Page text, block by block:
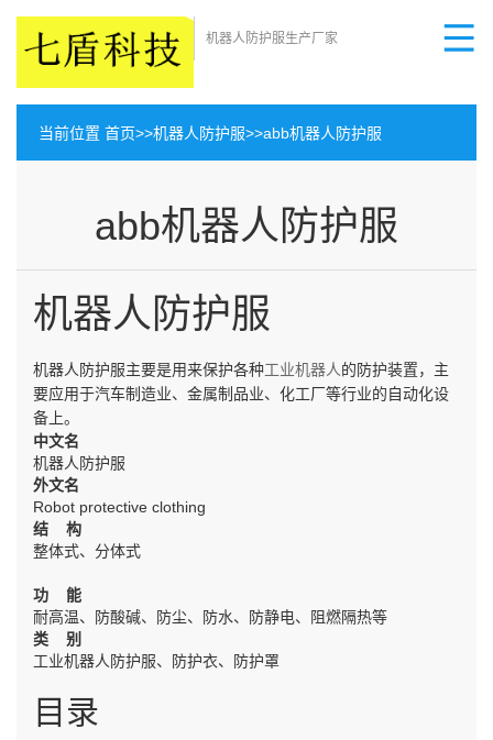
机器人防护服生产厂家
当前位置 首页>>机器人防护服>>abb机器人防护服
abb机器人防护服
机器人防护服
机器人防护服主要是用来保护各种工业机器人的防护装置，主
要应用于汽车制造业、金属制品业、化工厂等行业的自动化设
备上。
中文名
机器人防护服
外文名
Robot protective clothing
结 构
整体式、分体式
功 能
耐高温、防酸碱、防尘、防水、防静电、阻燃隔热等
类 别
工业机器人防护服、防护衣、防护罩
目录